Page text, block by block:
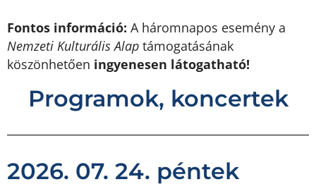
Fontos információ: A háromnapos esemény a
Nemzeti Kulturális Alap támogatásának
köszönhetően ingyenesen látogatható!
Programok, koncertek
2026. 07. 24. péntek